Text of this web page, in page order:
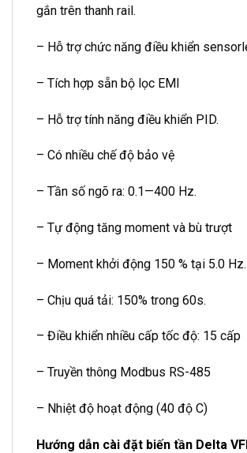
gắn trên thanh rail.
– Hỗ trợ chức năng điều khiển
– Tích hợp sẵn bộ lọc EMI
– Hỗ trợ tính năng điều khiển PID.
– Có nhiều chế độ bảo vệ
– Tần số ngõ ra: 0.1—400 Hz.
– Tự động tăng moment và bù trượt
– Moment khởi động 150 % tại 5.0 Hz.
– Chịu quá tải: 150% trong 60s.
– Điều khiển nhiều cấp tốc độ: 15 cấp
– Truyền thông Modbus RS-485
– Nhiệt độ hoạt động (40 độ C)
Hướng dẫn cài đặt biến tần Delta